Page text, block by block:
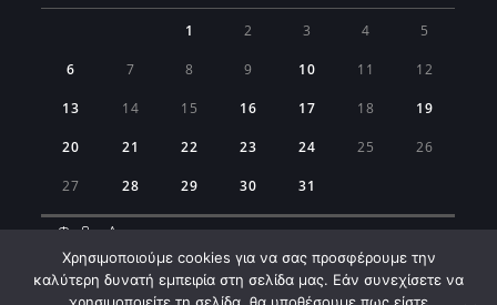
1 2 3 4 5
6 7 8 9 10 11 12
13 14 15 16 17 18 19
20 21 22 23 24 25 26
27 28 29 30 31
« Φεβ Απρ »
Χρησιμοποιούμε cookies για να σας προσφέρουμε την
καλύτερη δυνατή εμπειρία στη σελίδα μας. Εάν συνεχίσετε να